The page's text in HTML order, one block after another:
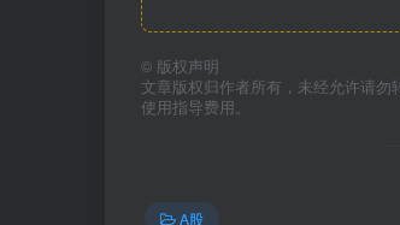
© 版权声明
文章版权归作者所有，未经允许请
使用指导费用。
A股